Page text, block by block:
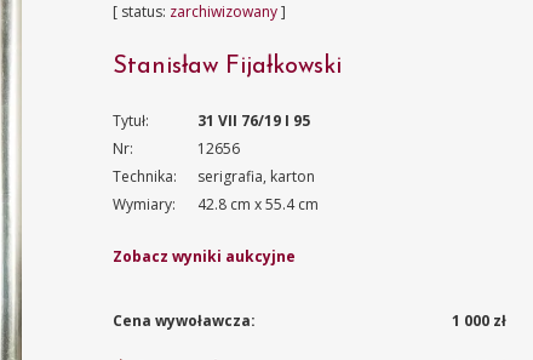
[ status: zarchiwizowany]
Stanisław Fijałkowski
Tytuł:
31 VII 76/19 I 95
Nr:
12656
Technika:
serigrafia, karton
Wymiary:
42.8 cm x 55.4 cm
Zobacz wyniki aukcyjne
Cena wywoławcza: 1 000 zł